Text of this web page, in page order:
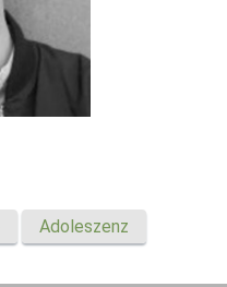
Adoleszenz